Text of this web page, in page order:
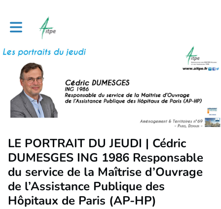
Toggle main navigation
LE PORTRAIT DU JEUDI | Cédric
DUMESGES ING 1986 Responsable
du service de la Maîtrise d’Ouvrage
de l’Assistance Publique des
Hôpitaux de Paris (AP-HP)